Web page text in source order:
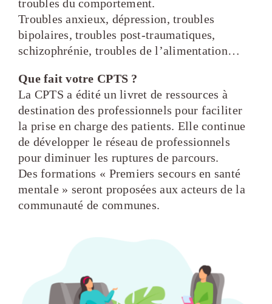
troubles du comportement.
Troubles anxieux, dépression, troubles
bipolaires, troubles post-traumatiques,
schizophrénie, troubles de l’alimentation…
Que fait votre CPTS ?
La CPTS a édité un livret de ressources à
destination des professionnels pour faciliter
la prise en charge des patients. Elle continue
de développer le réseau de professionnels
pour diminuer les ruptures de parcours.
Des formations « Premiers secours en santé
mentale » seront proposées aux acteurs de la
communauté de communes.